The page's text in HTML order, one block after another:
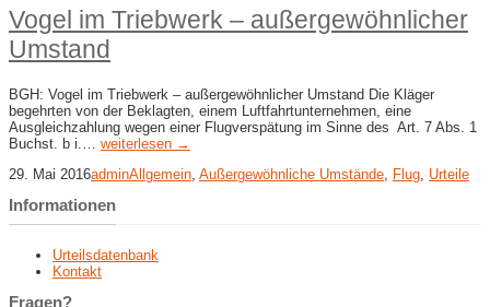
Vogel im Triebwerk – außergewöhnlicher
Umstand
BGH: Vogel im Triebwerk – außergewöhnlicher Umstand Die Kläger
begehrten von der Beklagten, einem Luftfahrtunternehmen, eine
Ausgleichzahlung wegen einer Flugverspätung im Sinne des Art. 7 Abs. 1
Buchst. b i.… weiterlesen →
29. Mai 2016adminAllgemein Außergewöhnliche Umstände Flug Urteile
Informationen
Urteilsdatenbank
Kontakt
Fragen?